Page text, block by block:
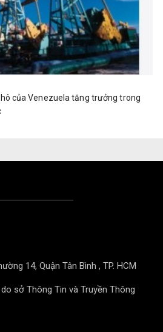
của Venezuela tăng trưởng trong
14, Quận Tân Bình , TP. HCM
sở Thông Tin và Truyền Thông